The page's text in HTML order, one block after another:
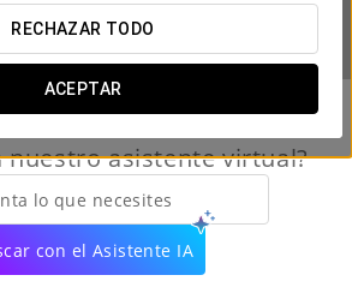
RECHAZAR TODO
ACEPTAR
nuestro asistente virtual?
lo que necesites
con el Asistente IA